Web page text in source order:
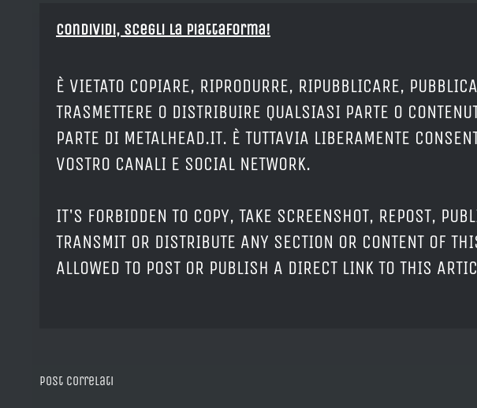
Condividi, Scegli la piattaforma!
È VIETATO COPIARE, RIPRODURRE, RIPUBBLICARE,
TRASMETTERE O DISTRIBUIRE QUALSIASI PARTE O
PARTE DI METALHEAD.IT. È TUTTAVIA LIBERAMENTE
VOSTRO CANALI E SOCIAL NETWORK.
IT'S FORBIDDEN TO COPY, TAKE SCREENSHOT, REPOST,
TRANSMIT OR DISTRIBUTE ANY SECTION OR CONTENT OF
ALLOWED TO POST OR PUBLISH A DIRECT LINK TO THIS
Post correlati